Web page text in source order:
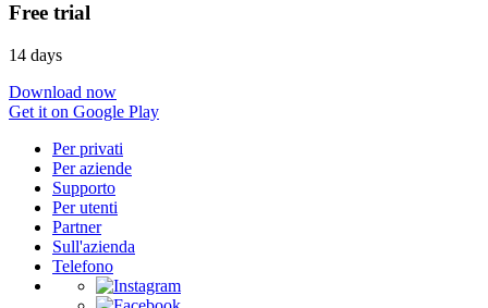
Free trial
14 days
Download now
Get it on Google Play
Per privati
Per aziende
Supporto
Per utenti
Partner
Sull'azienda
Telefono